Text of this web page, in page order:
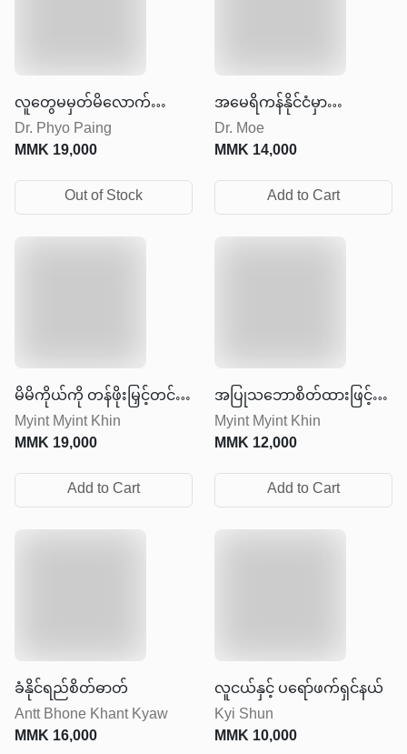
လူတွေမမှတ်မိလောက်အောင်
တိုးတက်ပြောင်းလဲလိုက်ပါ
Dr. Phyo Paing
MMK19,000
Out of Stock
အမေရိကန်နိုင်ငံမှာ
အောင်မြင်တဲ့ဘဝတစ်ခု
တည်ဆောက်မယ်ဆိုလျှင်
Dr. Moe
MMK14,000
Add to Cart
မိမိကိုယ်ကို တန်ဖိုးမြှင့်တင်
ခြင်း
Myint Myint Khin
MMK19,000
Add to Cart
အပြုသဘောစိတ်ထားဖြင့်
ရှင်သန်ခြင်း
Myint Myint Khin
MMK12,000
Add to Cart
ခံနိုင်ရည်စိတ်ဓာတ်
Antt Bhone Khant Kyaw
MMK16,000
လူငယ်နှင့် ပရော်ဖက်ရှင်နယ်
Kyi Shun
MMK10,000